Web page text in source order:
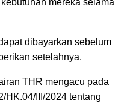
mereka selama
dibayarkan sebelum
setelahnya.
THR mengacu pada
HK.04/III/2024 tentang